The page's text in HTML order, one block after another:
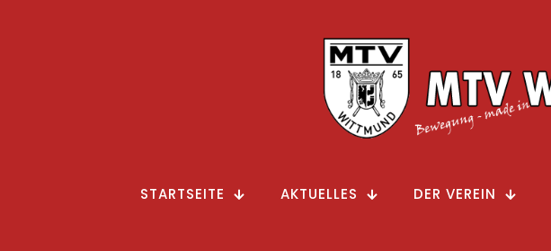
STARTSEITE AKTUELLES DER VEREIN